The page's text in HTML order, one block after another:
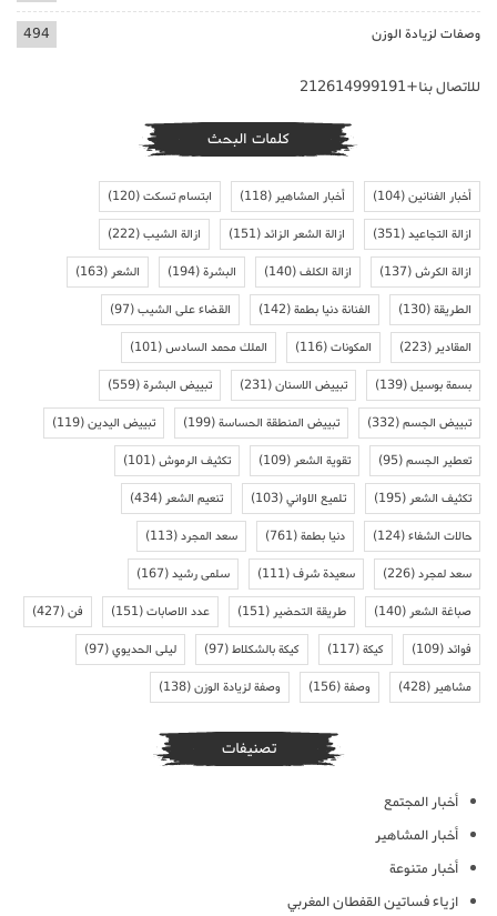
وصفات لزيادة الوزن 494
للاتصال بنا+212614999191
كلمات البحث
أخبار الفنانين(104) أخبار المشاهير(118) ابتسام تسكت(120)
ازالة التجاعيد(351) ازالة الشعر الزائد(151) ازالة الشيب(222)
ازالة الكرش(137) ازالة الكلف(140) البشرة(194) الشعر(163)
الطريقة(130) الفنانة دنيا بطمة(142) القضاء على الشيب(97)
المقادير(223) المكونات(116) الملك محمد السادس(101)
بسمة بوسيل(139) تبييض الاسنان(231) تبييض البشرة(559)
تبييض الجسم(332) تبييض المنطقة الحساسة(199) تبييض اليدين(119)
تعطير الجسم(95) تقوية الشعر(109) تكثيف الرموش(101)
تكثيف الشعر(195) تلميع الاواني(103) تنعيم الشعر(434)
حالات الشفاء(124) دنيا بطمة(761) سعد المجرد(113)
سعد لمجرد(226) سعيدة شرف(111) سلمى رشيد(167)
صباغة الشعر(140) طريقة التحضير(151) عدد الاصابات(151) فن(427)
فوائد(109) كيكة(117) كيكة بالشكلاط(97) ليلى الحديوي(97)
مشاهير(428) وصفة(156) وصفة لزيادة الوزن(138)
تصنيفات
أخبار المجتمع
أخبار المشاهير
أخبار متنوعة
ازياء فساتين القفطان المغربي